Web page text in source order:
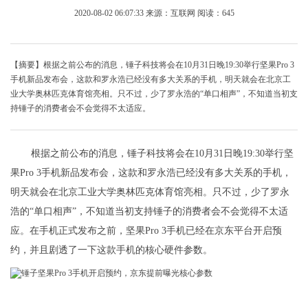
2020-08-02 06:07:33 来源：互联网 阅读：645
【摘要】根据之前公布的消息，锤子科技将会在10月31日晚19:30举行坚果Pro 3
手机新品发布会，这款和罗永浩已经没有多大关系的手机，明天就会在北京工
业大学奥林匹克体育馆亮相。只不过，少了罗永浩的“单口相声”，不知道当初支
持锤子的消费者会不会觉得不太适应。
根据之前公布的消息，锤子科技将会在10月31日晚19:30举行坚
果Pro 3手机新品发布会，这款和罗永浩已经没有多大关系的手机，
明天就会在北京工业大学奥林匹克体育馆亮相。只不过，少了罗永
浩的“单口相声”，不知道当初支持锤子的消费者会不会觉得不太适
应。在手机正式发布之前，坚果Pro 3手机已经在京东平台开启预
约，并且剧透了一下这款手机的核心硬件参数。